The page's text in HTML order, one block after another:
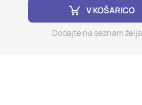
V KOŠARICO
Dodajte na seznam želja
lahko uporabljajo za